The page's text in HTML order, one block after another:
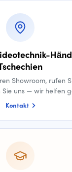
Showroom, rufen
uns — wir helfen
Kontakt